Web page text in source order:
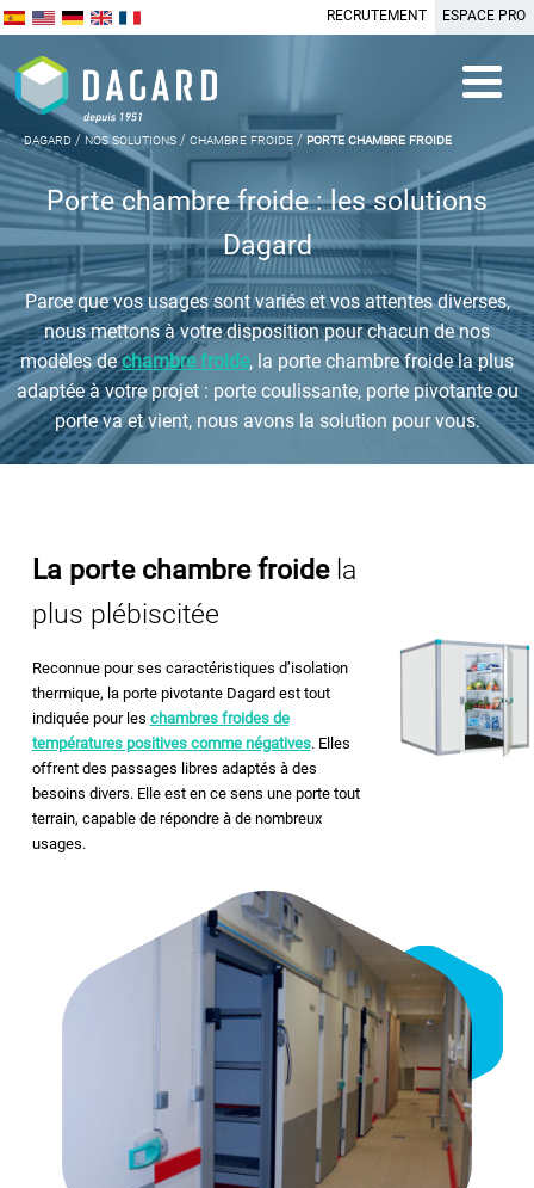
RECRUTEMENT ESPACE PRO
dagard/nos solutions/ chambre froide/ porte chambre froide
Porte chambre froide: les solutions
Dagard
Parce que vos usages sont variés et vos attentes diverses,
nous mettons à votre disposition pour chacun de nos
modèles dechambre froide, la porte chambre froidela plus
adaptée à votre projet : porte coulissante, porte pivotante ou
porte va et vient, nous avons la solution pour vous.
La porte chambre froide la
plus plébiscitée
Reconnue pour ses caractéristiques d’isolation
thermique, la porte pivotante Dagard est tout
indiquée pour les chambres froides de
températures positives comme négatives. Elles
offrent des passages libres adaptés à des
besoins divers. Elle est en ce sens une porte tout
terrain, capable de répondre à de nombreux
usages.